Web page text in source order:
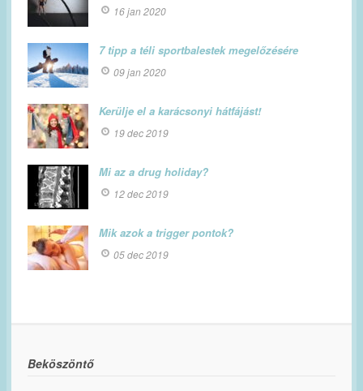
16 jan 2020
7 tipp a téli sportbalestek megelőzésére
09 jan 2020
Kerülje el a karácsonyi hátfájást!
19 dec 2019
Mi az a drug holiday?
12 dec 2019
Mik azok a trigger pontok?
05 dec 2019
Beköszöntő